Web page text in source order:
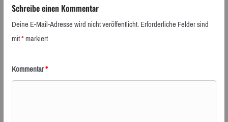
Schreibe einen Kommentar
Deine E-Mail-Adresse wird nicht veröffentlicht.Erforderliche Felder sind
mit*markiert
Kommentar*